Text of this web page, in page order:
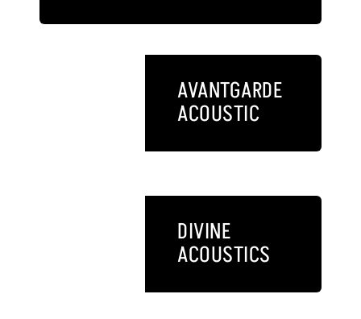
AVANTGARDE
ACOUSTIC
DIVINE
ACOUSTICS